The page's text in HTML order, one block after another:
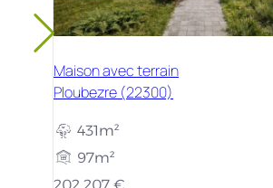
Maison avec terrain
Ploubezre (22300)
431m²
97m²